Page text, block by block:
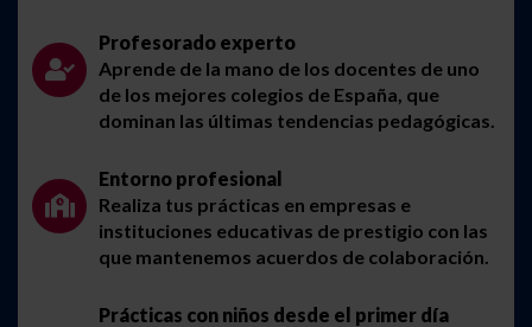
Profesorado experto
Aprende de la mano de los docentes de uno
de los mejores colegios de España, que
dominan las últimas tendencias pedagógicas.
Entorno profesional
Realiza tus prácticas en empresas e
instituciones educativas de prestigio con las
que mantenemos acuerdos de colaboración.
Prácticas con niños desde el primer día